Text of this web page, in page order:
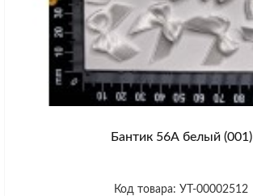
Бантик 56А белый (001)
Код товара: УТ-00002512